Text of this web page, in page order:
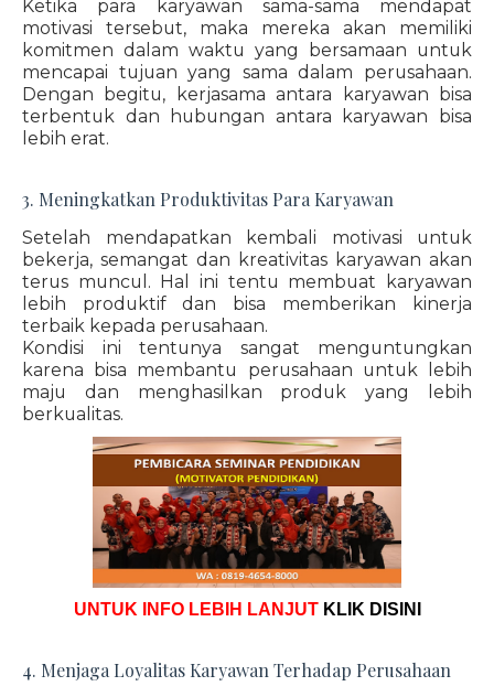
Ketika para karyawan sama-sama mendapat
motivasi tersebut, maka mereka akan memiliki
komitmen dalam waktu yang bersamaan untuk
mencapai tujuan yang sama dalam perusahaan.
Dengan begitu, kerjasama antara karyawan bisa
terbentuk dan hubungan antara karyawan bisa
lebih erat.
3. Meningkatkan Produktivitas Para Karyawan
Setelah mendapatkan kembali motivasi untuk
bekerja, semangat dan kreativitas karyawan akan
terus muncul. Hal ini tentu membuat karyawan
lebih produktif dan bisa memberikan kinerja
terbaik kepada perusahaan.
Kondisi ini tentunya sangat menguntungkan
karena bisa membantu perusahaan untuk lebih
maju dan menghasilkan produk yang lebih
berkualitas.
UNTUK INFO LEBIH LANJUT KLIK DISINI
4. Menjaga Loyalitas Karyawan Terhadap Perusahaan